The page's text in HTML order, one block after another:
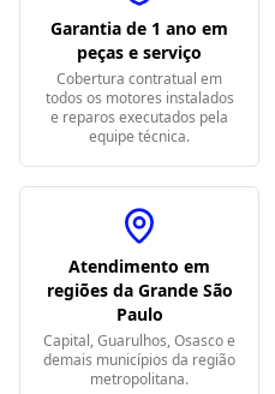
Garantia de 1 ano em
peças e serviço
Cobertura contratual em
todos os motores instalados
e reparos executados pela
equipe técnica.
Atendimento em
regiões da Grande São
Paulo
Capital, Guarulhos, Osasco e
demais municípios da região
metropolitana.